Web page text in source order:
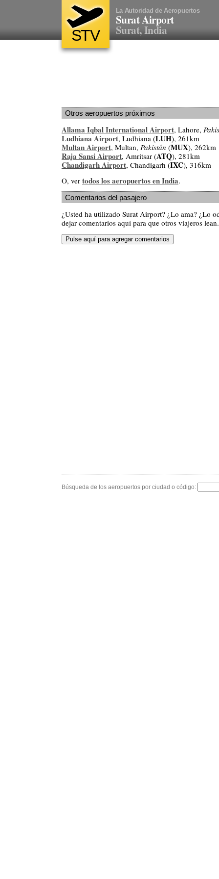
STV
La Autoridad de Aeropuertos
Surat Airport
Surat, India
Otros aeropuertos próximos
Allama Iqbal International Airport, Lahore,
Ludhiana Airport, Ludhiana (LUH), 261km
Multan Airport, Multan, Pakistán (MUX), 262km
Raja Sansi Airport, Amritsar (ATQ), 281km
Chandigarh Airport, Chandigarh (IXC), 316km
O, ver todos los aeropuertos en India.
Comentarios del pasajero
¿Usted ha utilizado Surat Airport? ¿Lo ama? ¿Lo
dejar comentarios aquí para que otros viajeros lean.
Búsqueda de los aeropuertos por ciudad o código: